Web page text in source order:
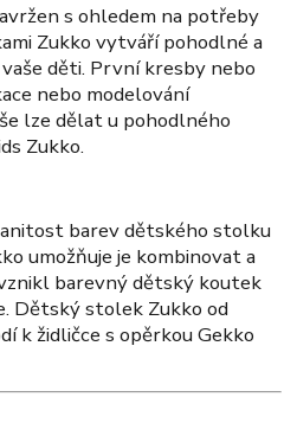
s ohledem na potřeby
Zukko vytváří pohodlné a
děti. První kresby nebo
nebo modelování
lze dělat u pohodlného
Zukko.
barev dětského stolku
umožňuje je kombinovat a
barevný dětský koutek
Dětský stolek Zukko od
k židličce s opěrkou Gekko